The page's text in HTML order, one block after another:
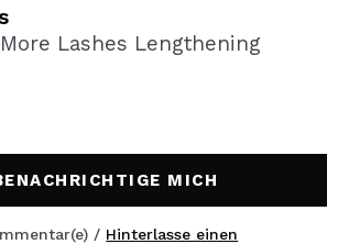
eines Kontos bei Maquillalia.de
schnell tätigen, den Status Ihrer
Lashes Lengthening
MICH
/ Hinterlasse einen